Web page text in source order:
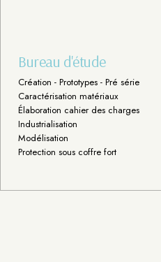
Bureau d'étude
Création - Prototypes - Pré série
Caractérisation matériaux
Élaboration cahier des charges
Industrialisation
Modélisation
Protection sous coffre fort